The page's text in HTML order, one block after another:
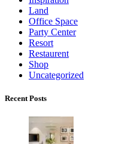
Land
Office Space
Party Center
Resort
Restaurent
Shop
Uncategorized
Recent Posts